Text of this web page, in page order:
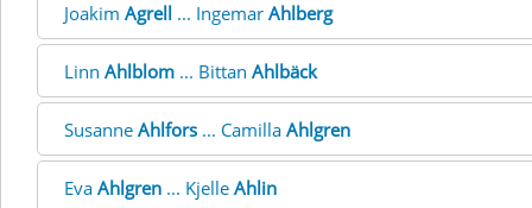
Joakim Agrell ... Ingemar Ahlberg
Linn Ahlblom ... Bittan Ahlbäck
Susanne Ahlfors ... Camilla Ahlgren
Eva Ahlgren ... Kjelle Ahlin